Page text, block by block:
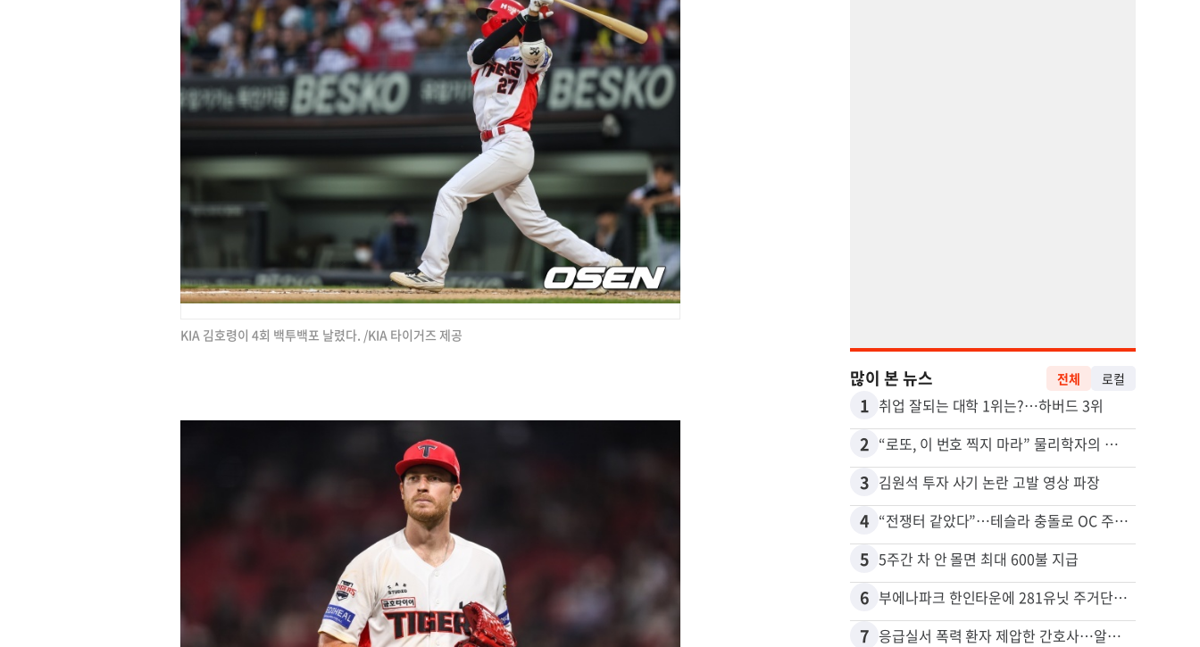
KIA 김호령이 4회 백투백포 날렸다. /KIA 타이거즈 제공
많이 본 뉴스 전체 로컬
1 취업 잘되는 대학 1위는?…하버드 3위
2 “로또, 이 번호 찍지 마라” 물리학자의 당첨금 높이는 비밀
3 김원석 투자 사기 논란 고발 영상 파장
4 “전쟁터 같았다”…테슬라 충돌로 OC 주택 4채 파손
5 5주간 차 안 몰면 최대 600불 지급
6 부에나파크 한인타운에 281유닛 주거단지 들어선다
7 응급실서 폭력 환자 제압한 간호사…알고 보니